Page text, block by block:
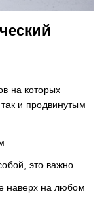
на которых
и продвинутым
это важно
наверх на любом